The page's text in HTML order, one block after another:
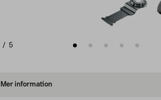
/ 5
Mer information